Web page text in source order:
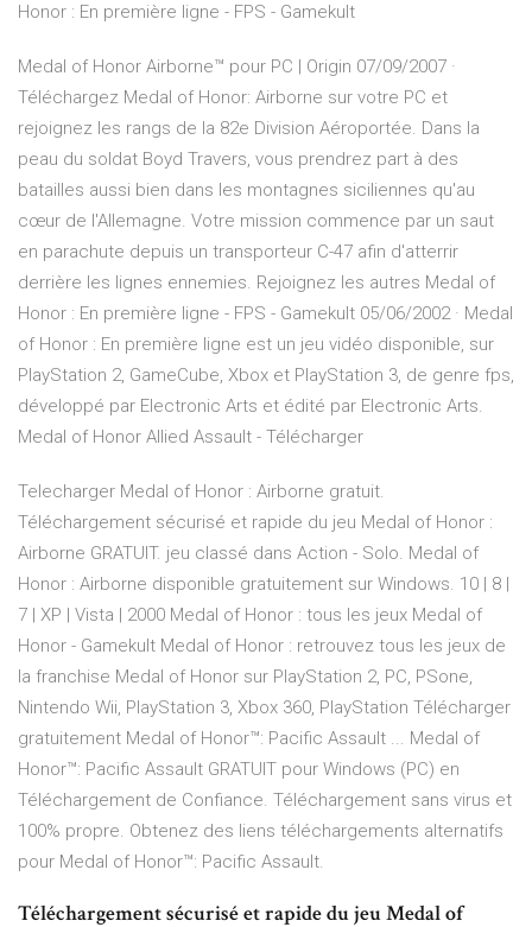
Honor : En première ligne - FPS - Gamekult
Medal of Honor Airborne™ pour PC | Origin 07/09/2007 ·
Téléchargez Medal of Honor: Airborne sur votre PC et
rejoignez les rangs de la 82e Division Aéroportée. Dans la
peau du soldat Boyd Travers, vous prendrez part à des
batailles aussi bien dans les montagnes siciliennes qu'au
cœur de l'Allemagne. Votre mission commence par un saut
en parachute depuis un transporteur C-47 afin d'atterrir
derrière les lignes ennemies. Rejoignez les autres Medal of
Honor : En première ligne - FPS - Gamekult 05/06/2002 · Medal
of Honor : En première ligne est un jeu vidéo disponible, sur
PlayStation 2, GameCube, Xbox et PlayStation 3, de genre fps,
développé par Electronic Arts et édité par Electronic Arts.
Medal of Honor Allied Assault - Télécharger
Telecharger Medal of Honor : Airborne gratuit.
Téléchargement sécurisé et rapide du jeu Medal of Honor :
Airborne GRATUIT. jeu classé dans Action - Solo. Medal of
Honor : Airborne disponible gratuitement sur Windows. 10 | 8 |
7 | XP | Vista | 2000 Medal of Honor : tous les jeux Medal of
Honor - Gamekult Medal of Honor : retrouvez tous les jeux de
la franchise Medal of Honor sur PlayStation 2, PC, PSone,
Nintendo Wii, PlayStation 3, Xbox 360, PlayStation Télécharger
gratuitement Medal of Honor™: Pacific Assault ... Medal of
Honor™: Pacific Assault GRATUIT pour Windows (PC) en
Téléchargement de Confiance. Téléchargement sans virus et
100% propre. Obtenez des liens téléchargements alternatifs
pour Medal of Honor™: Pacific Assault.
Téléchargement sécurisé et rapide du jeu Medal of